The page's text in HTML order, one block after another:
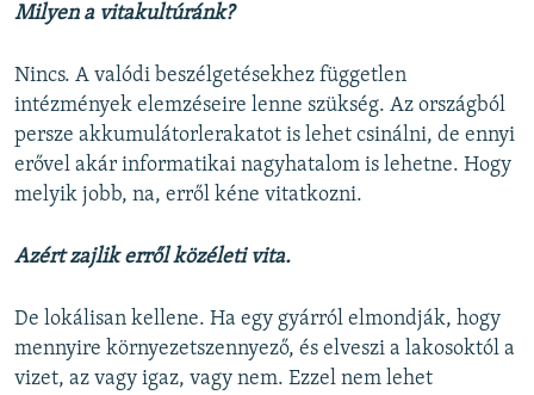
Milyen a vitakultúránk?
Nincs. A valódi beszélgetésekhez független
intézmények elemzéseire lenne szükség. Az országból
persze akkumulátorlerakatot is lehet csinálni, de ennyi
erővel akár informatikai nagyhatalom is lehetne. Hogy
melyik jobb, na, erről kéne vitatkozni.
Azért zajlik erről közéleti vita.
De lokálisan kellene. Ha egy gyárról elmondják, hogy
mennyire környezetszennyező, és elveszi a lakosoktól a
vizet, az vagy igaz, vagy nem. Ezzel nem lehet